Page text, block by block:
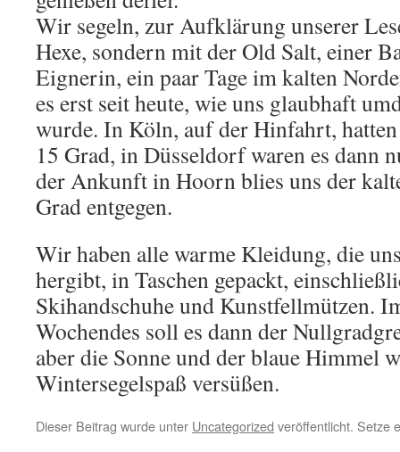
Wir segeln, zur Aufklärung unserer
Hexe, sondern mit der Old Salt, einer
Eignerin, ein paar Tage im kalten
es erst seit heute, wie uns glaubhaft
wurde. In Köln, auf der Hinfahrt,
15 Grad, in Düsseldorf waren es dann
der Ankunft in Hoorn blies uns der
Grad entgegen.
Wir haben alle warme Kleidung, die
hergibt, in Taschen gepackt,
Skihandschuhe und Kunstfellmützen.
Wochendes soll es dann der
aber die Sonne und der blaue Himmel
Wintersegelspaß versüßen.
Dieser Beitrag wurde unter Uncategorized veröffentlicht. Setze